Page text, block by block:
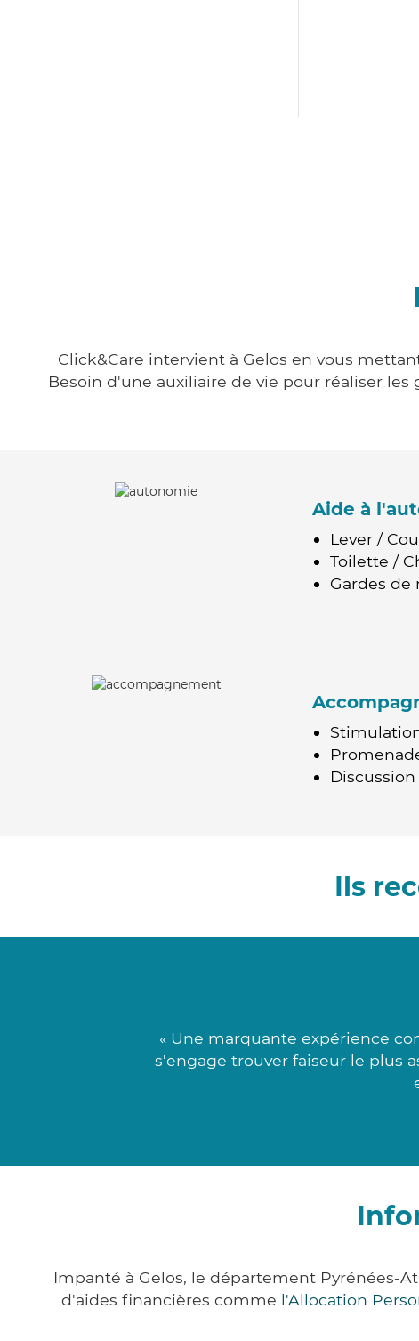
Click&Care intervient à Gelos en vous
Besoin d'une auxiliaire de vie pour réaliser
Aide à
Lever /
Toilette /
Gardes de
Ils
« Une marquante expérience
s'engage trouver faiseur le plus
Impanté à Gelos, le département Pyrénées-
d'aides financières comme l'Allocation